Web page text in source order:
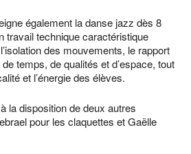
également la danse jazz dès 8
travail technique caractéristique
des mouvements, le rapport
temps, de qualités et d’espace, tout
et l’énergie des élèves.
la disposition de deux autres
pour les claquettes et Gaëlle